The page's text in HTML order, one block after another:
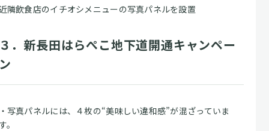
隣飲食店のイチオシメニューの写真パネルを設置
．新長田はらぺこ地下道開通キャンペー
写真パネルには、４枚の“美味しい違和感”が混ざっていま
。